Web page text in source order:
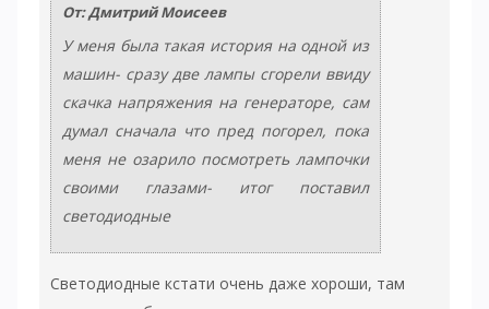
От: Дмитрий Моисеев
У меня была такая история на одной из
машин- сразу две лампы сгорели ввиду
скачка напряжения на генераторе, сам
думал сначала что пред погорел, пока
меня не озарило посмотреть лампочки
своими глазами- итог поставил
светодиодные
Светодиодные кстати очень даже хороши, там